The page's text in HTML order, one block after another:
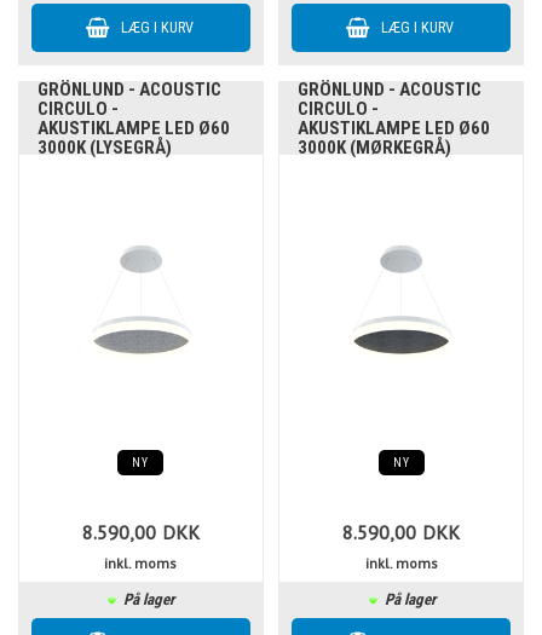
GRÖNLUND - ACOUSTIC
CIRCULO -
AKUSTIKLAMPE LED Ø60
3000K (LYSEGRÅ)
NY
8.590,00 DKK
inkl. moms
På lager
GRÖNLUND - ACOUSTIC
CIRCULO -
AKUSTIKLAMPE LED Ø60
3000K (MØRKEGRÅ)
NY
8.590,00 DKK
inkl. moms
På lager